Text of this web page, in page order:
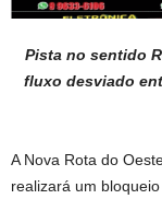
Pista no sentido
fluxo desviado
A Nova Rota do
realizará um